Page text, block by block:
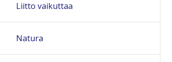
Liitto vaikuttaa
Natura